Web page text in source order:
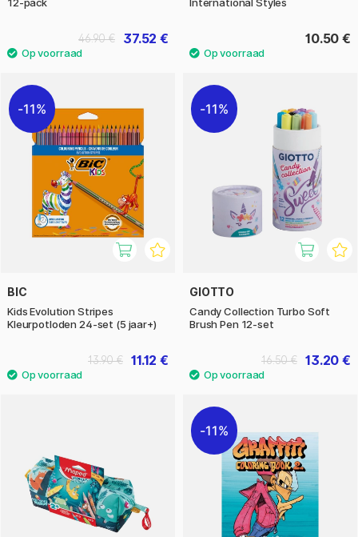
37.52 €
46.90 € 10.50 €
11%
BIC
Kids Evolution Stripes
Kleurpotloden 24-set (5 jaar+)
11.12 €
13.90 €
11%
GIOTTO
Candy Collection Turbo Soft
Brush Pen 12-set
13.20 €
16.50 €
11%